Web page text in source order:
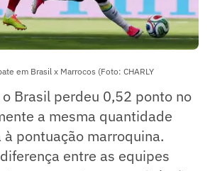
em Brasil x Marrocos (Foto: CHARLY
Brasil perdeu 0,52 ponto no
a mesma quantidade
pontuação marroquina.
entre as equipes